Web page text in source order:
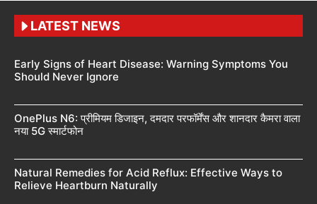
LATEST NEWS
Early Signs of Heart Disease: Warning Symptoms You
Should Never Ignore
OnePlus N6: प्रीमियम डिजाइन, दमदार परफॉर्मेंस और शानदार कैमरा वाला
नया 5G स्मार्टफोन
Natural Remedies for Acid Reflux: Effective Ways to
Relieve Heartburn Naturally